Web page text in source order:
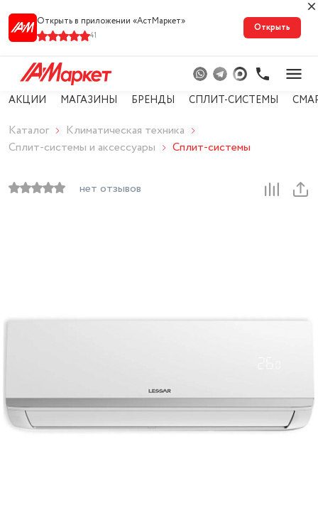
Открыть в приложении «АстМарке‪т‬»
41
Открыть
АКЦИИ МАГАЗИНЫ БРЕНДЫ СПЛИТ-СИСТЕМЫ
Каталог
Климатическая техника
Сплит-системы и аксессуары
Сплит-системы
нет отзывов